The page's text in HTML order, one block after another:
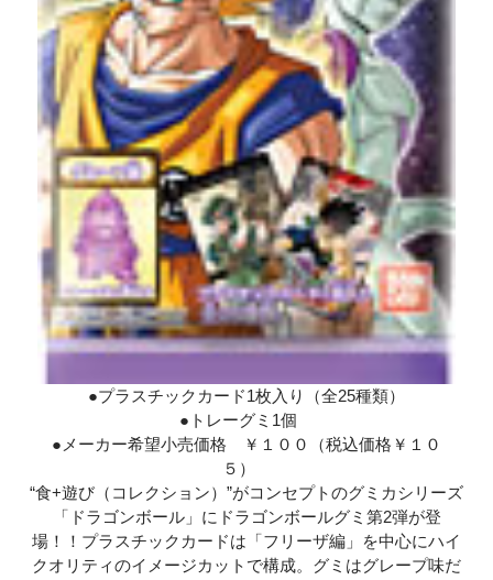
●プラスチックカード1枚入り（全25種類）
●トレーグミ1個
●メーカー希望小売価格 ￥１００（税込価格￥１０
５）
“食+遊び（コレクション）”がコンセプトのグミカシリーズ
「ドラゴンボール」にドラゴンボールグミ第2弾が登
場！！プラスチックカードは「フリーザ編」を中心にハイ
クオリティのイメージカットで構成。グミはグレープ味だ